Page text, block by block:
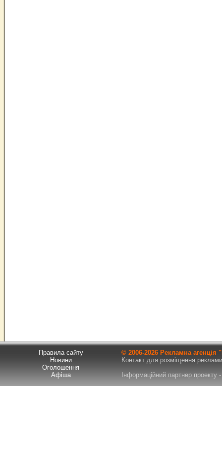
Правила сайту
Новини
Оголошення
Афіша
© 2006-2026 Рекламна
Контакт для розміщення
Інформаційний партнер проекту